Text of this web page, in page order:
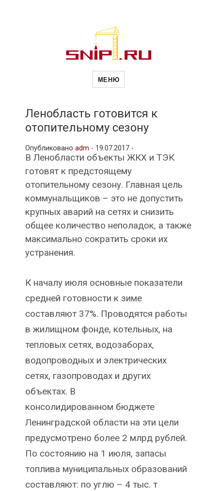
Новости
и
рубрики
МЕНЮ
Ленобласть готовится к
отопительному сезону
Опубликовано adm - 19.07.2017 -
В Ленобласти объекты ЖКХ и ТЭК
готовят к предстоящему
отопительному сезону. Главная цель
коммунальщиков – это не допустить
крупных аварий на сетях и снизить
общее количество неполадок, а также
максимально сократить сроки их
устранения.
К началу июля основные показатели
средней готовности к зиме
составляют 37%. Проводятся работы
в жилищном фонде, котельных, на
тепловых сетях, водозаборах,
водопроводных и электрических
сетях, газопроводах и других
объектах. В
консолидированном бюджете
Ленинградской области на эти цели
предусмотрено более 2 млрд рублей.
По состоянию на 1 июля, запасы
топлива муниципальных образований
составляют: по углю – 4 тыс. т